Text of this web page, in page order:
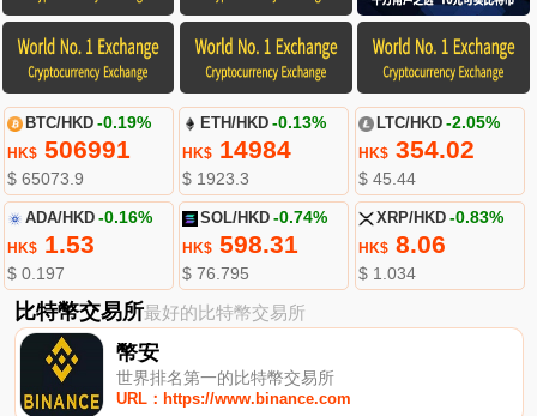
BTC/HKD -0.19%
HK$506991
$ 65073.9
ETH/HKD -0.13%
HK$ 14984
$ 1923.3
LTC/HKD -2.05%
HK$354.02
$ 45.44
ADA/HKD -0.16%
HK$1.53
$ 0.197
SOL/HKD -0.74%
HK$ 598.31
$ 76.795
XRP/HKD -0.83%
HK$8.06
$ 1.034
比特幣交易所最好的比特幣交易所
幣安
世界排名第一的比特幣交易所
URL：https://www.binance.com